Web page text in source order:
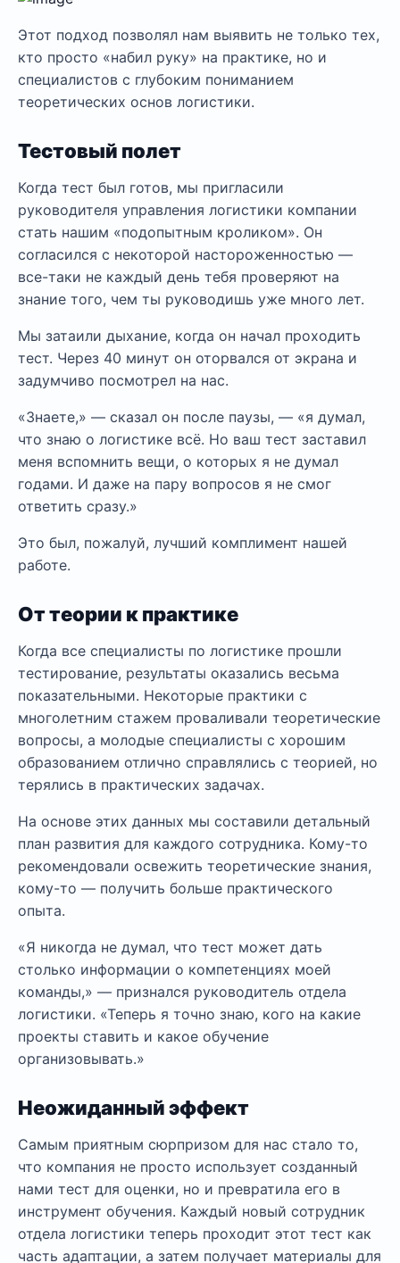
Этот подход позволял нам выявить не только тех,
кто просто «набил руку» на практике, но и
специалистов с глубоким пониманием
теоретических основ логистики.
Тестовый полет
Когда тест был готов, мы пригласили
руководителя управления логистики компании
стать нашим «подопытным кроликом». Он
согласился с некоторой настороженностью —
все-таки не каждый день тебя проверяют на
знание того, чем ты руководишь уже много лет.
Мы затаили дыхание, когда он начал проходить
тест. Через 40 минут он оторвался от экрана и
задумчиво посмотрел на нас.
«Знаете,» — сказал он после паузы, — «я думал,
что знаю о логистике всё. Но ваш тест заставил
меня вспомнить вещи, о которых я не думал
годами. И даже на пару вопросов я не смог
ответить сразу.»
Это был, пожалуй, лучший комплимент нашей
работе.
От теории к практике
Когда все специалисты по логистике прошли
тестирование, результаты оказались весьма
показательными. Некоторые практики с
многолетним стажем проваливали теоретические
вопросы, а молодые специалисты с хорошим
образованием отлично справлялись с теорией, но
терялись в практических задачах.
На основе этих данных мы составили детальный
план развития для каждого сотрудника. Кому-то
рекомендовали освежить теоретические знания,
кому-то — получить больше практического
опыта.
«Я никогда не думал, что тест может дать
столько информации о компетенциях моей
команды,» — признался руководитель отдела
логистики. «Теперь я точно знаю, кого на какие
проекты ставить и какое обучение
организовывать.»
Неожиданный эффект
Самым приятным сюрпризом для нас стало то,
что компания не просто использует созданный
нами тест для оценки, но и превратила его в
инструмент обучения. Каждый новый сотрудник
отдела логистики теперь проходит этот тест как
часть адаптации, а затем получает материалы для